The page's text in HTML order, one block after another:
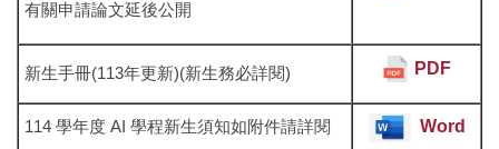
有關申請論文延後公開
新生手冊(113年更新)(新生務必詳閱) PDF
114 學年度 AI 學程新生須知如附件請詳閱 Word